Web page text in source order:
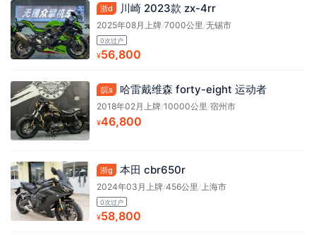
浙d 川崎 2023款 zx-4rr
2025年08月上牌/7000公里 /无锡市
0次过户
¥56,800
皖s 哈雷戴维森 forty-eight 运动者
2018年02月上牌/10000公里 /宿州市
¥46,800
浙g 本田 cbr650r
2024年03月上牌/456公里 /上海市
0次过户
¥58,800